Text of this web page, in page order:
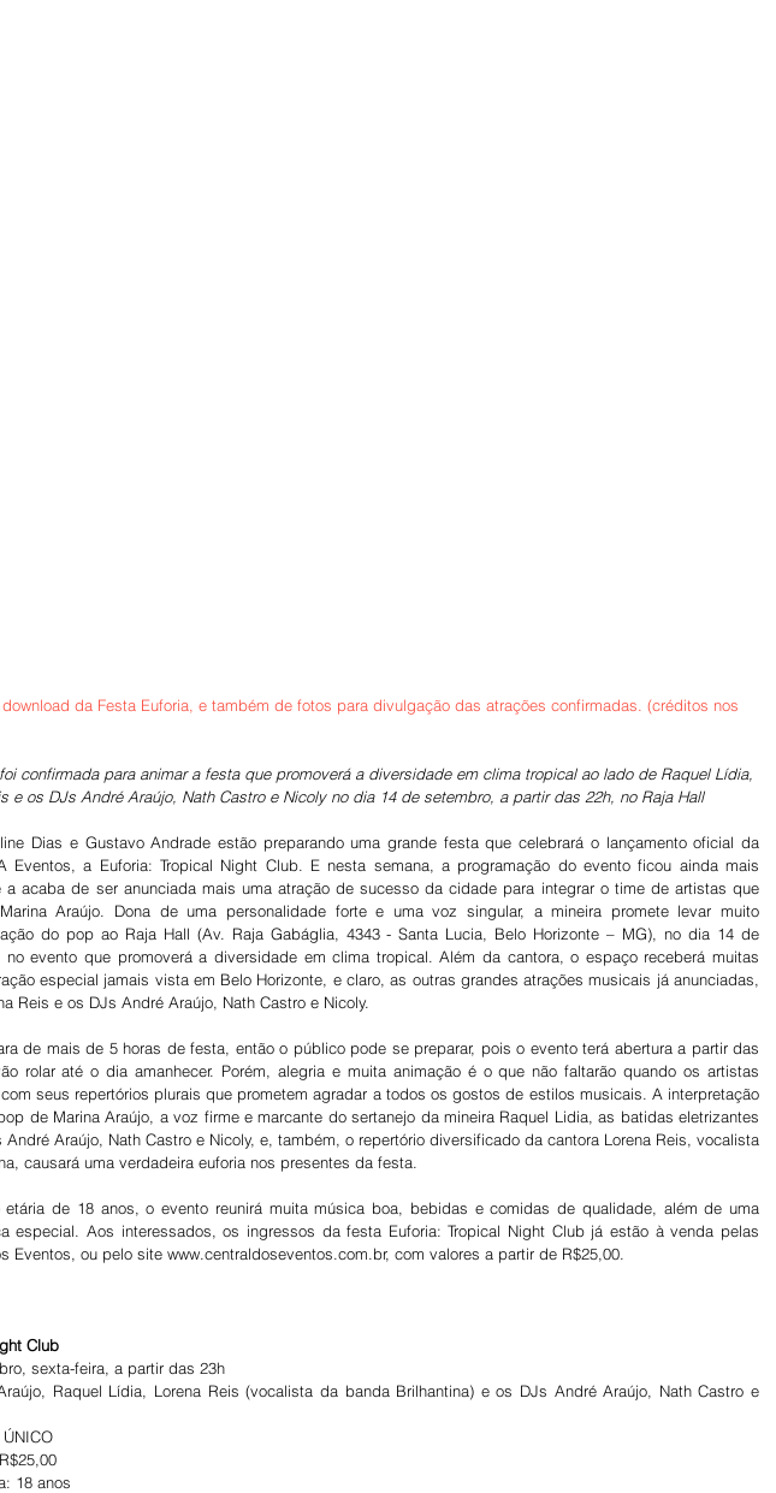
da Festa Euforia, e também de fotos para divulgação das atrações confirmadas. (créditos nos
confirmada para animar a festa que promoverá a diversidade em clima tropical ao lado de Raquel Lídia,
e os DJs André Araújo, Nath Castro e Nicoly no dia 14 de setembro, a partir das 22h, no Raja Hall
Dias e Gustavo Andrade estão preparando uma grande festa que celebrará o lançamento oficial da
Eventos, a Euforia: Tropical Night Club. E nesta semana, a programação do evento ficou ainda mais
a acaba de ser anunciada mais uma atração de sucesso da cidade para integrar o time de artistas que
Araújo. Dona de uma personalidade forte e uma voz singular, a mineira promete levar muito
do pop ao Raja Hall (Av. Raja Gabáglia, 4343 - Santa Lucia, Belo Horizonte – MG), no dia 14 de
no evento que promoverá a diversidade em clima tropical. Além da cantora, o espaço receberá muitas
especial jamais vista em Belo Horizonte, e claro, as outras grandes atrações musicais já anunciadas,
Reis e os DJs André Araújo, Nath Castro e Nicoly.
de mais de 5 horas de festa, então o público pode se preparar, pois o evento terá abertura a partir das
rolar até o dia amanhecer. Porém, alegria e muita animação é o que não faltarão quando os artistas
seus repertórios plurais que prometem agradar a todos os gostos de estilos musicais. A interpretação
de Marina Araújo, a voz firme e marcante do sertanejo da mineira Raquel Lidia, as batidas eletrizantes
Araújo, Nath Castro e Nicoly, e, também, o repertório diversificado da cantora Lorena Reis, vocalista
causará uma verdadeira euforia nos presentes da festa.
etária de 18 anos, o evento reunirá muita música boa, bebidas e comidas de qualidade, além de uma
especial. Aos interessados, os ingressos da festa Euforia: Tropical Night Club já estão à venda pelas
Eventos, ou pelo site www.centraldoseventos.com.br, com valores a partir de R$25,00.
Club
sexta-feira, a partir das 23h
Raquel Lídia, Lorena Reis (vocalista da banda Brilhantina) e os DJs André Araújo, Nath Castro e
18 anos